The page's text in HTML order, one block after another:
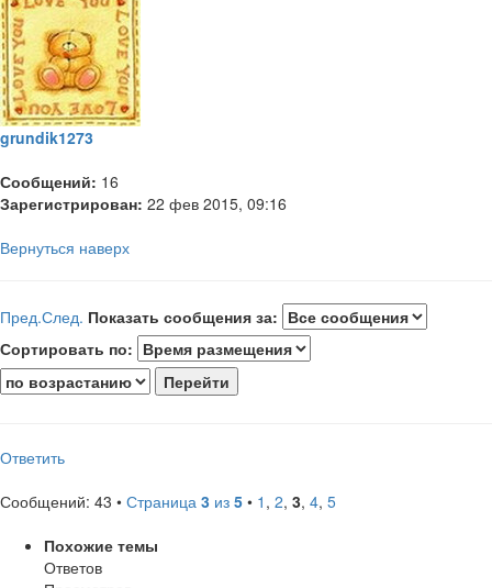
grundik1273
Сообщений: 16
Зарегистрирован: 22 фев 2015, 09:16
Вернуться наверх
Пред.След. Показать сообщения за:
Сортировать по:
Ответить
Сообщений: 43 • Страница 3 из 5 • 1 , 2, 3, 4, 5
Похожие темы
Ответов